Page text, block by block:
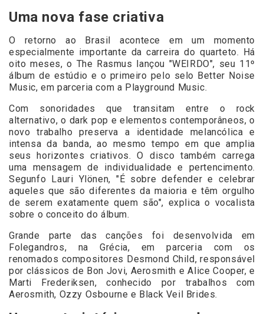
Uma nova fase criativa
O retorno ao Brasil acontece em um momento
especialmente importante da carreira do quarteto. Há
oito meses, o The Rasmus lançou "WEIRDO", seu 11º
álbum de estúdio e o primeiro pelo selo Better Noise
Music, em parceria com a Playground Music.
Com sonoridades que transitam entre o rock
alternativo, o dark pop e elementos contemporâneos, o
novo trabalho preserva a identidade melancólica e
intensa da banda, ao mesmo tempo em que amplia
seus horizontes criativos. O disco também carrega
uma mensagem de individualidade e pertencimento.
Segunfo Lauri Ylönen, "É sobre defender e celebrar
aqueles que são diferentes da maioria e têm orgulho
de serem exatamente quem são", explica o vocalista
sobre o conceito do álbum.
Grande parte das canções foi desenvolvida em
Folegandros, na Grécia, em parceria com os
renomados compositores Desmond Child, responsável
por clássicos de Bon Jovi, Aerosmith e Alice Cooper, e
Marti Frederiksen, conhecido por trabalhos com
Aerosmith, Ozzy Osbourne e Black Veil Brides.